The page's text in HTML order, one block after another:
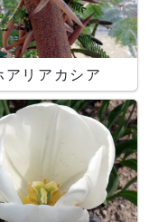
アリアカシア